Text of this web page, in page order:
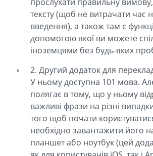
тексту (щоб не витрачати час
введення), а також там є
допомогою якої ви можете
іноземцями без будь-яких
2. Другий додаток для
У ньому доступна 101 мова.
полягає в тому, що у ньому
важливі фрази на різні
того щоб почати
необхідно завантажити його
планшет або ноутбук (цей